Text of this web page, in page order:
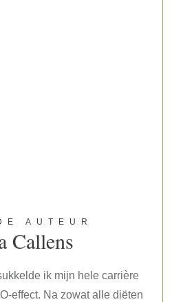
AUTEUR
Callens
ik mijn hele carrière
effect. Na zowat alle diëten